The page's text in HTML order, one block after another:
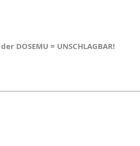
DOSEMU = UNSCHLAGBAR!